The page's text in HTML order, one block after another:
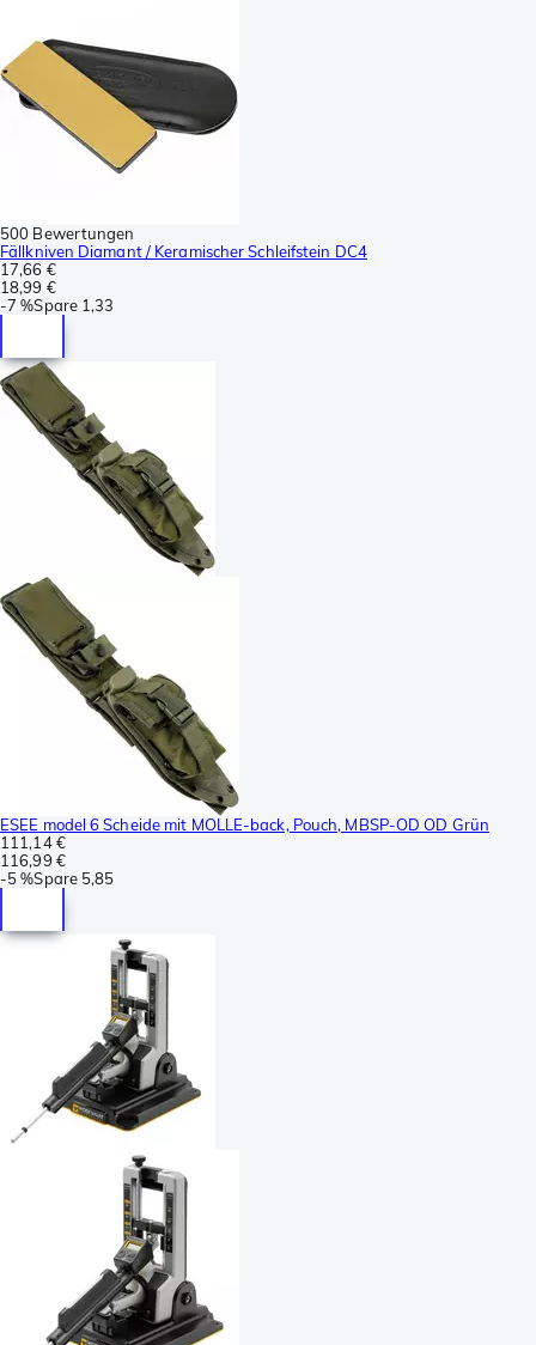
500 Bewertungen
Fällkniven Diamant / Keramischer Schleifstein DC4
17,66 €
18,99 €
-7 %Spare 1,33
ESEE model 6 Scheide mit MOLLE-back, Pouch, MBSP-OD OD Grün
111,14 €
116,99 €
-5 %Spare 5,85